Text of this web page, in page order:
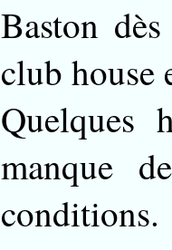
Baston
club house
Quelques
manque
conditions.